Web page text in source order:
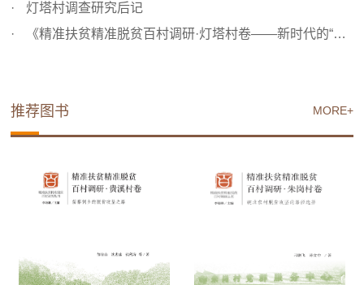
灯塔村调查研究后记
《精准扶贫精准脱贫百村调研·灯塔村卷——新时代的“三苦精...
MORE+
推荐图书